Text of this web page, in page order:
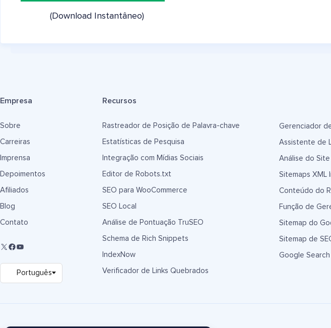
(Download Instantâneo)
Empresa
Sobre
Carreiras
Imprensa
Depoimentos
Afiliados
Blog
Contato
Recursos
Rastreador de Posição de Palavra-chave
Estatísticas de Pesquisa
Integração com Mídias Sociais
Editor de Robots.txt
SEO para WooCommerce
SEO Local
Análise de Pontuação TruSEO
Schema de Rich Snippets
IndexNow
Verificador de Links Quebrados
Gerenciador
Assistente de
Análise do
Sitemaps XML
Conteúdo do
Função de
Sitemap do
Sitemap de
Google